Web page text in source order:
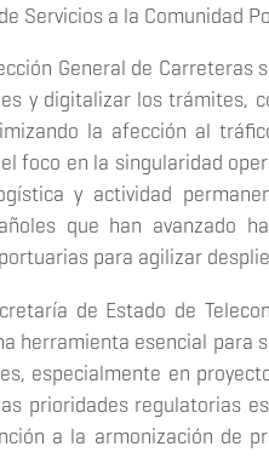
Servicios a la Comunidad
General de
y digitalizar los trámites,
la afección al
foco en la singularidad
y actividad
que han avanzado
para agilizar
de Estado de
herramienta esencial para
especialmente en
prioridades regulatorias
a la armonización de